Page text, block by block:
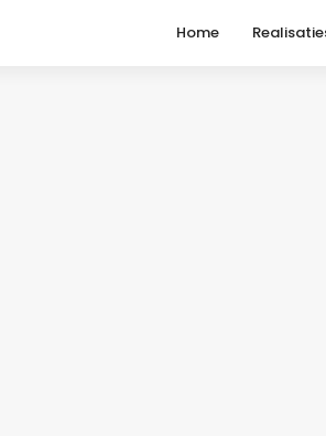
Home